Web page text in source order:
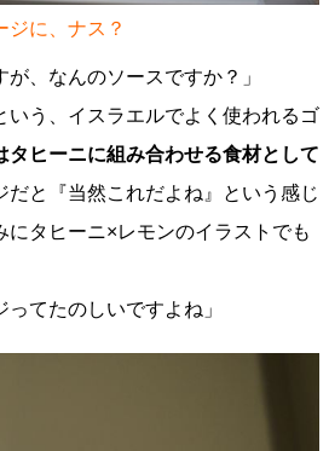
に、ナス？
が、なんのソースですか？」
いう、イスラエルでよく使われるゴ
タヒーニに組み合わせる食材として
だと『当然これだよね』という感じ
にタヒーニ×レモンのイラストでも
ってたのしいですよね」